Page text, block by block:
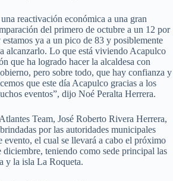
reactivación económica a una gran
del primero de octubre a un 12 por
ya a un pico de 83 y posiblemente
alcanzarlo. Lo que está viviendo Acapulco
que ha logrado hacer la alcaldesa con
pero sobre todo, que hay confianza y
que este día Acapulco gracias a los
eventos”, dijo Noé Peralta Herrera.
Team, José Roberto Rivera Herrera,
por las autoridades municipales
evento, el cual se llevará a cabo el próximo
teniendo como sede principal las
y la isla La Roqueta.